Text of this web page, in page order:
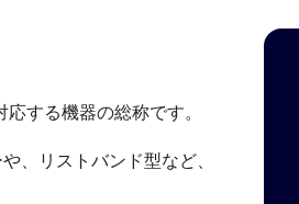
する機器の総称です。
、リストバンド型など、